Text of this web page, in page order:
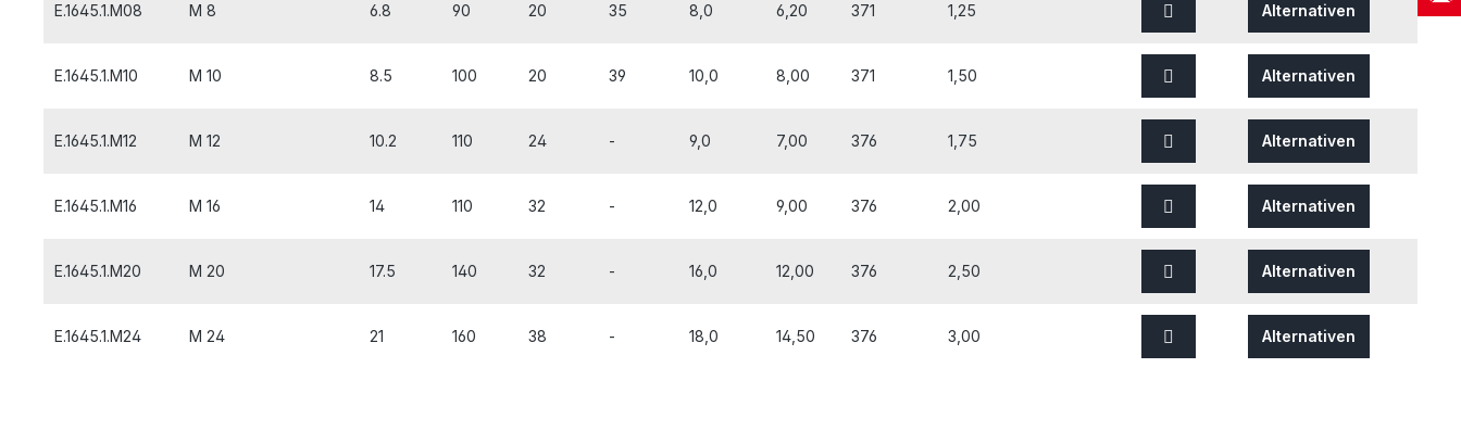
E.1645.1.M08 M 8 6.8 90 20 35 8,0 6,20 371 1,25 Alternativen
E.1645.1.M10 M 10 8.5 100 20 39 10,0 8,00 371 1,50 Alternativen
E.1645.1.M12 M 12 10.2 110 24 - 9,0 7,00 376 1,75 Alternativen
E.1645.1.M16 M 16 14 110 32 - 12,0 9,00 376 2,00 Alternativen
E.1645.1.M20 M 20 17.5 140 32 - 16,0 12,00 376 2,50 Alternativen
E.1645.1.M24 M 24 21 160 38 - 18,0 14,50 376 3,00 Alternativen